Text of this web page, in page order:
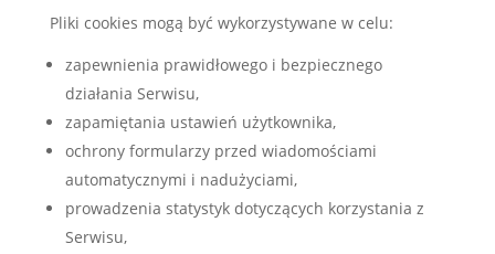
Pliki cookies mogą być wykorzystywane w celu:
zapewnienia prawidłowego i bezpiecznego
działania Serwisu,
zapamiętania ustawień użytkownika,
ochrony formularzy przed wiadomościami
automatycznymi i nadużyciami,
prowadzenia statystyk dotyczących korzystania z
Serwisu,